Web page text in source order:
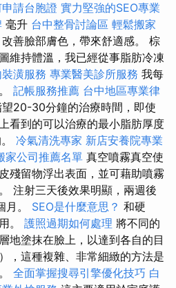
請台胞證 實力堅強的SEO專業
毫升 台中整骨討論區 輕鬆搬家
善臉部膚色，帶來舒適感。 棕
維持體溫，我已經從事脂肪冷凍
潢服務 專業醫美診所服務 我每
記帳服務推薦 台中地區專業律
20-30分鐘的治療時間，即使
看到的可以治療的最小脂肪厚度
冷氣清洗專家 新店安養院專業
家公司推薦名單 真空噴霧真空使
殘留物浮出表面，並可藉助噴霧
注射三天後效果明顯，兩週後
月。 SEO是什麼意思？ 和硬
。 護照過期如何處理 將不同的
地塗抹在臉上，以達到各自的目
，這種複雜、非常細緻的方法是
全面掌握搜尋引擎優化技巧 白